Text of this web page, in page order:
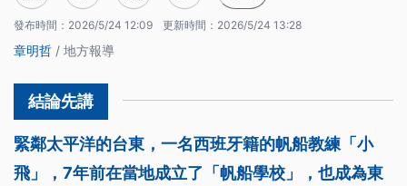
發布時間： 2026/5/24 12:09 更新時間： 2026/5/24 13:28
章明哲 / 地方報導
緊鄰太平洋的台東，一名西班牙籍的帆船教練「小
飛」，7年前在當地成立了「帆船學校」，也成為東